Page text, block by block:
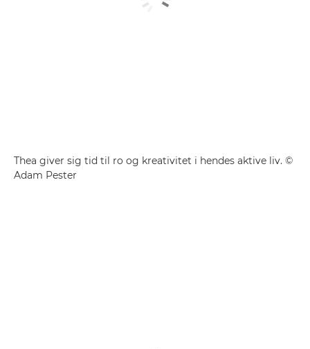
Thea giver sig tid til ro og kreativitet i hendes aktive liv. ©
Adam Pester